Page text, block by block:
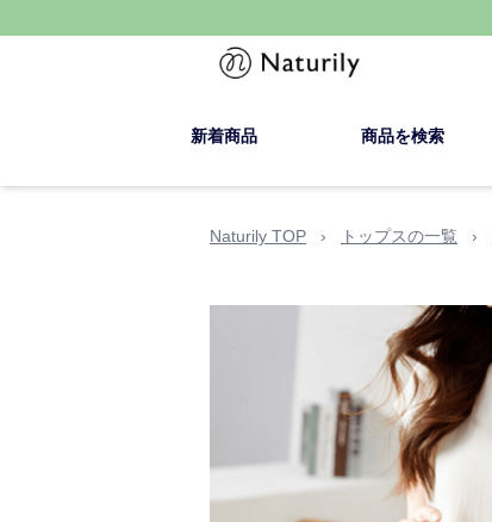
新着商品 商品を検索
Naturily TOP › トップスの一覧 ›